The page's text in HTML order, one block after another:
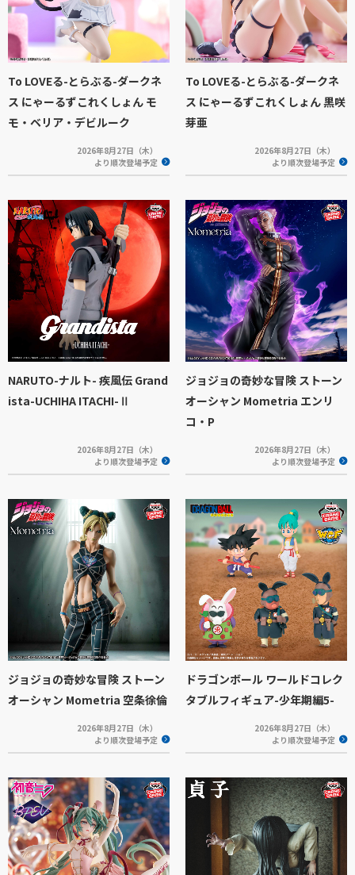
To LOVEる-とらぶる-ダークネ
ス にゃーるずこれくしょん モ
モ・ベリア・デビルーク
2026年8月27日（木）
より順次登場予定
To LOVEる-とらぶる-ダークネ
ス にゃーるずこれくしょん 黒咲
芽亜
2026年8月27日（木）
より順次登場予定
NARUTO-ナルト- 疾風伝 Grand
ista-UCHIHA ITACHI-Ⅱ
2026年8月27日（木）
より順次登場予定
ジョジョの奇妙な冒険 ストーン
オーシャン Mometria エンリ
コ・P
2026年8月27日（木）
より順次登場予定
ジョジョの奇妙な冒険 ストーン
オーシャン Mometria 空条徐倫
2026年8月27日（木）
より順次登場予定
ドラゴンボール ワールドコレク
タブルフィギュア-少年期編5-
2026年8月27日（木）
より順次登場予定